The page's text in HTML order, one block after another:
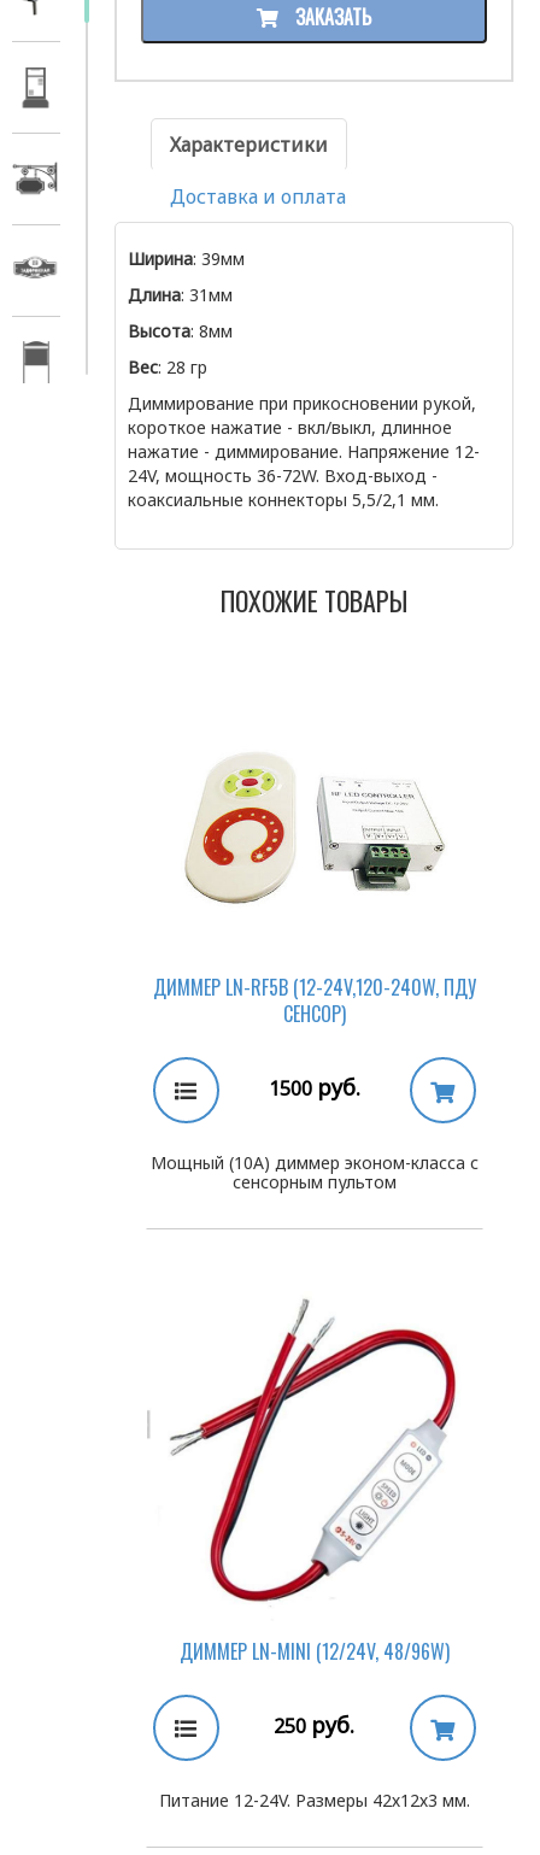
ЗАКАЗАТЬ
Характеристики
Доставка и оплата
Ширина: 39мм
Длина: 31мм
Высота: 8мм
Вес: 28 гр
Диммирование при прикосновении рукой,
короткое нажатие - вкл/выкл, длинное
нажатие - диммирование. Напряжение 12-
24V, мощность 36-72W. Вход-выход -
коаксиальные коннекторы 5,5/2,1 мм.
ПОХОЖИЕ ТОВАРЫ
ДИММЕР LN-RF5B (12-24V,120-240W, ПДУ
СЕНСОР)
1500 руб.
Мощный (10А) диммер эконом-класса с
сенсорным пультом
ДИММЕР LN-MINI (12/24V, 48/96W)
250 руб.
Питание 12-24V. Размеры 42х12х3 мм.